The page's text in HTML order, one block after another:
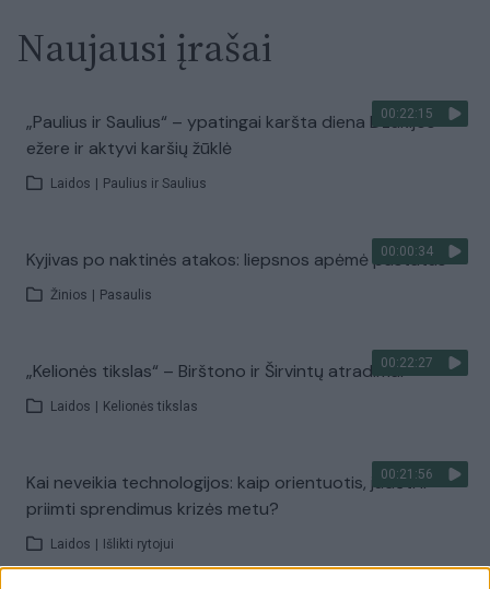
Naujausi įrašai
00:22:15
„Paulius ir Saulius“ – ypatingai karšta diena Dzūkijos
ežere ir aktyvi karšių žūklė
Laidos Paulius ir Saulius
00:00:34
Kyjivas po naktinės atakos: liepsnos apėmė pastatus
Žinios Pasaulis
00:22:27
„Kelionės tikslas“ – Birštono ir Širvintų atradimai
Laidos Kelionės tikslas
00:21:56
Kai neveikia technologijos: kaip orientuotis, judėti ir
priimti sprendimus krizės metu?
Laidos Išlikti rytojui